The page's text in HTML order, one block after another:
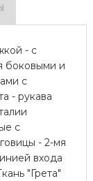
- с
боковыми и
с
- рукава
с
- 2-мя
входа
"Грета"